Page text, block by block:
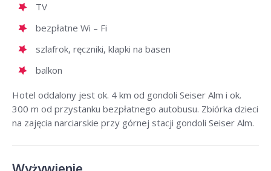
TV
bezpłatne Wi – Fi
szlafrok, ręczniki, klapki na basen
balkon
Hotel oddalony jest ok. 4 km od gondoli Seiser Alm i ok.
300 m od przystanku bezpłatnego autobusu. Zbiórka dzieci
na zajęcia narciarskie przy górnej stacji gondoli Seiser Alm.